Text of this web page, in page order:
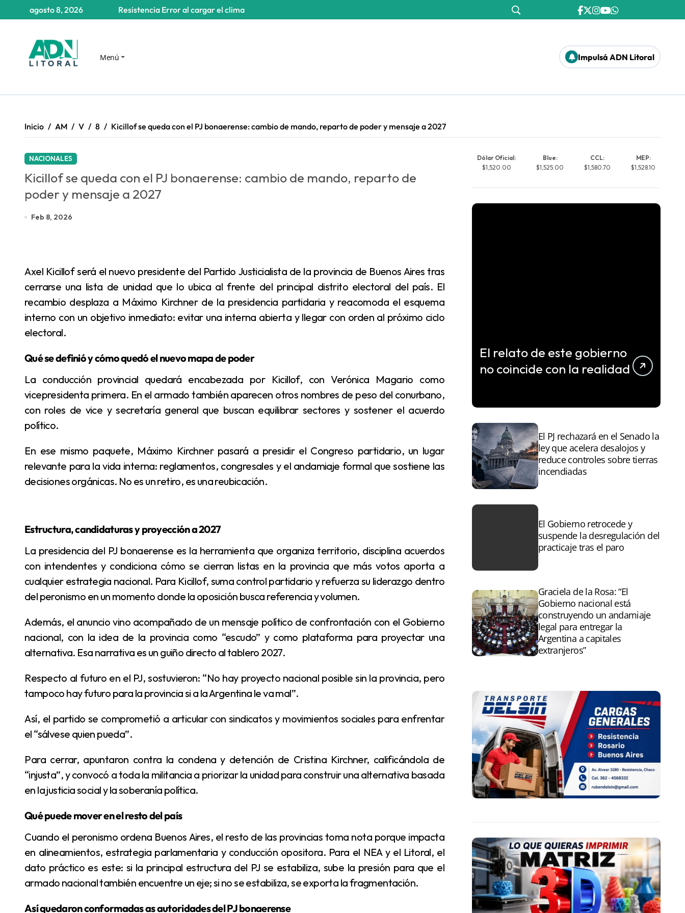
Resistencia Error al cargar el clima
agosto 8, 2026
Menú Impulsá ADN Litoral
Inicio AM V 8 Kicillof se queda con el PJ bonaerense: cambio de mando, reparto de poder y mensaje a 2027
NACIONALES
Kicillof se queda con el PJ bonaerense: cambio de mando, reparto de
poder y mensaje a 2027
Feb 8, 2026
Axel Kicillof será el nuevo presidente del Partido Justicialista de la provincia de Buenos Aires tras
cerrarse una lista de unidad que lo ubica al frente del principal distrito electoral del país. El
recambio desplaza a Máximo Kirchner de la presidencia partidaria y reacomoda el esquema
interno con un objetivo inmediato: evitar una interna abierta y llegar con orden al próximo ciclo
electoral.
Qué se definió y cómo quedó el nuevo mapa de poder
La conducción provincial quedará encabezada por Kicillof, con Verónica Magario como
vicepresidenta primera. En el armado también aparecen otros nombres de peso del conurbano,
con roles de vice y secretaría general que buscan equilibrar sectores y sostener el acuerdo
político.
En ese mismo paquete, Máximo Kirchner pasará a presidir el Congreso partidario, un lugar
relevante para la vida interna: reglamentos, congresales y el andamiaje formal que sostiene las
decisiones orgánicas. No es un retiro, es una reubicación.
Estructura, candidaturas y proyección a 2027
La presidencia del PJ bonaerense es la herramienta que organiza territorio, disciplina acuerdos
con intendentes y condiciona cómo se cierran listas en la provincia que más votos aporta a
cualquier estrategia nacional. Para Kicillof, suma control partidario y refuerza su liderazgo dentro
del peronismo en un momento donde la oposición busca referencia y volumen.
Además, el anuncio vino acompañado de un mensaje político de confrontación con el Gobierno
nacional, con la idea de la provincia como “escudo” y como plataforma para proyectar una
alternativa. Esa narrativa es un guiño directo al tablero 2027.
Respecto al futuro en el PJ, sostuvieron: “No hay proyecto nacional posible sin la provincia, pero
tampoco hay futuro para la provincia si a la Argentina le va mal”.
Así, el partido se comprometió a articular con sindicatos y movimientos sociales para enfrentar
el “sálvese quien pueda”.
Para cerrar, apuntaron contra la condena y detención de Cristina Kirchner, calificándola de
“injusta”, y convocó a toda la militancia a priorizar la unidad para construir una alternativa basada
en la justicia social y la soberanía política.
Qué puede mover en el resto del país
Cuando el peronismo ordena Buenos Aires, el resto de las provincias toma nota porque impacta
en alineamientos, estrategia parlamentaria y conducción opositora. Para el NEA y el Litoral, el
dato práctico es este: si la principal estructura del PJ se estabiliza, sube la presión para que el
armado nacional también encuentre un eje; si no se estabiliza, se exporta la fragmentación.
Así quedaron conformadas as autoridades del PJ bonaerense
Dólar Oficial:
$1,520.00
Blue:
$1,525.00
CCL:
$1,580.70
MEP:
$1,528.10
El relato de este gobierno
no coincide con la realidad
El PJ rechazará en el Senado la
ley que acelera desalojos y
reduce controles sobre tierras
incendiadas
El Gobierno retrocede y
suspende la desregulación del
practicaje tras el paro
Graciela de la Rosa: “El
Gobierno nacional está
construyendo un andamiaje
legal para entregar la
Argentina a capitales
extranjeros”